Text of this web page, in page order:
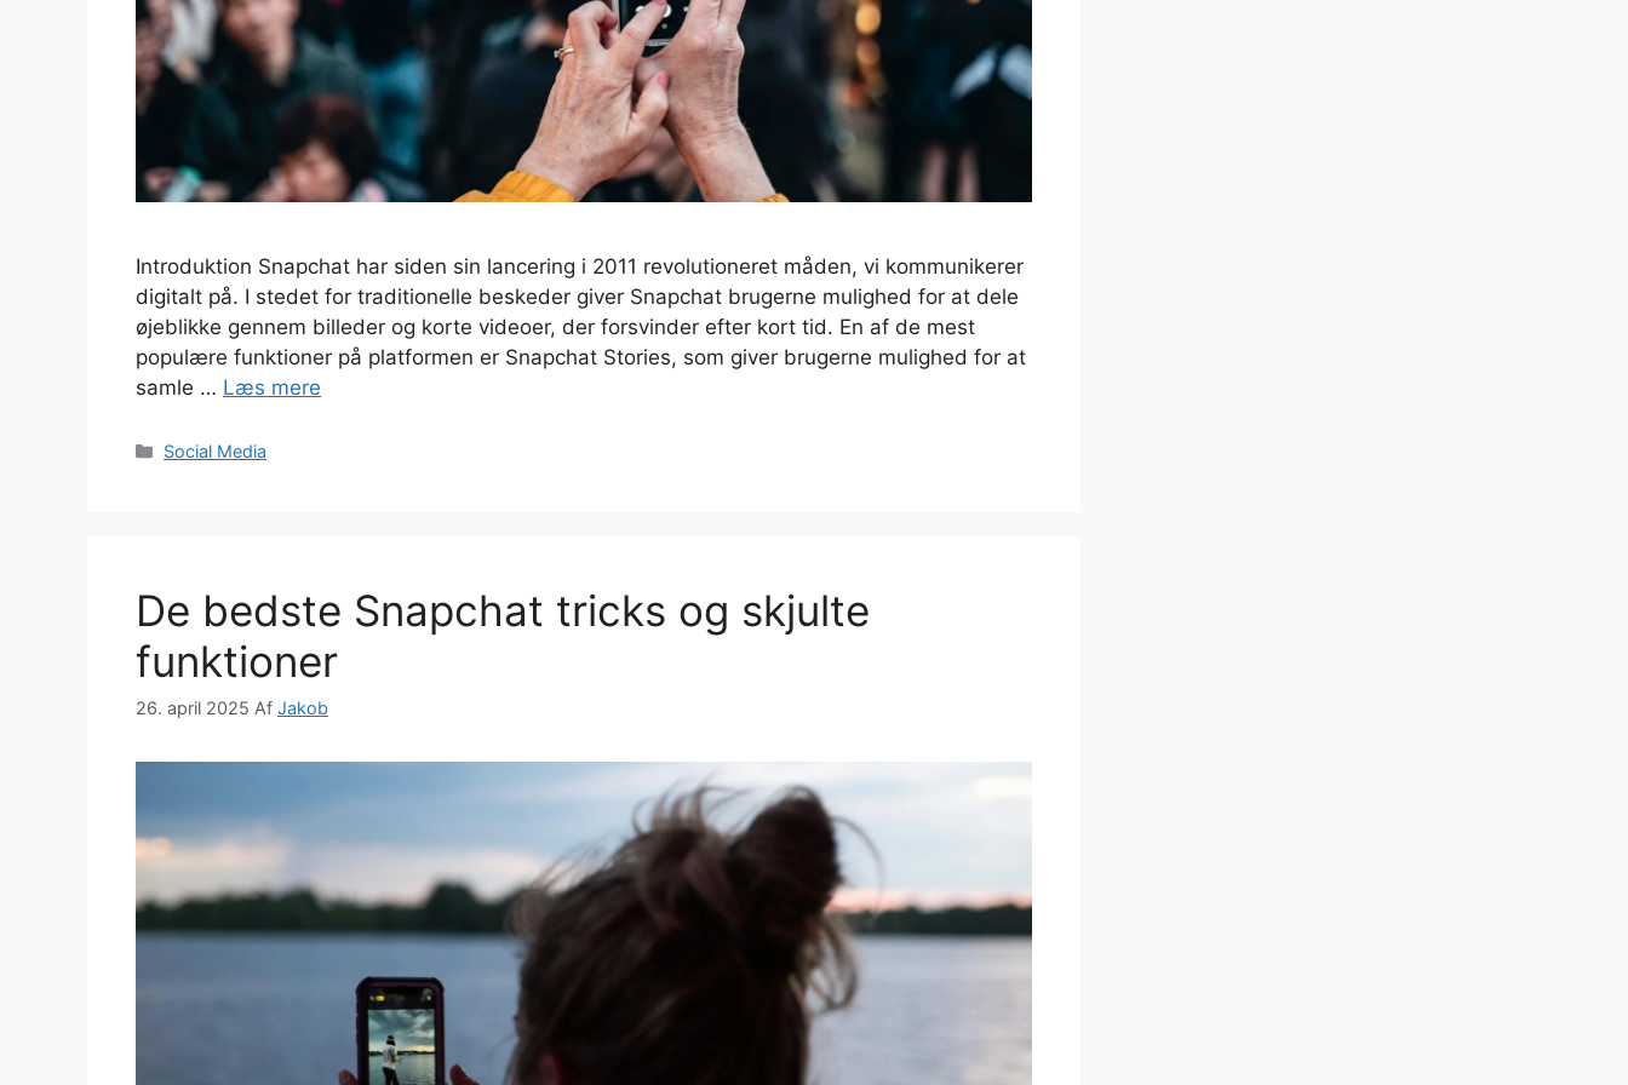
Introduktion Snapchat har siden sin lancering i 2011 revolutioneret måden, vi kommunikerer
digitalt på. I stedet for traditionelle beskeder giver Snapchat brugerne mulighed for at dele
øjeblikke gennem billeder og korte videoer, der forsvinder efter kort tid. En af de mest
populære funktioner på platformen er Snapchat Stories, som giver brugerne mulighed for at
samle … Læs mere
Kategorier
Social Media
De bedste Snapchat tricks og skjulte
funktioner
26. april 2025 Af Jakob